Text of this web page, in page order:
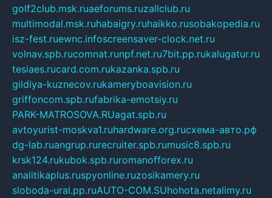
golf2club.msk.ruaeforums.ruzallclub.ru
multimodal.msk.ruhabaigry.ruhaikko.rusobakopedia.ru
isz-fest.ruewnc.infoscreensaver-clock.net.ru
volnav.spb.rucomnat.runpf.net.ru7bit.pp.rukalugatur.ru
tesiaes.rucard.com.rukazanka.spb.ru
gildiya-kuznecov.rukameryboavision.ru
griffoncom.spb.rufabrika-emotsiy.ru
PARK-MATROSOVA.RUagat.spb.ru
avtoyurist-moskva1.ruhardware.org.ruсхема-авто.рф
dg-lab.ruangrup.rurecruiter.spb.rumusic8.spb.ru
krsk124.rukubok.spb.ruromanofforex.ru
analitikaplus.ruspyonline.ruzosikamery.ru
sloboda-ural.pp.ruAUTO-COM.SUhohota.netalimy.ru